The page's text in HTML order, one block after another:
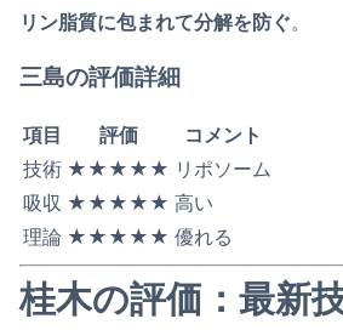
リン脂質に包まれて分解を防ぐ。
三島の評価詳細
項目 評価
コメント
技術 ★★★★★ リポソーム
吸収 ★★★★★ 高い
理論 ★★★★★ 優れる
桂木の評価：最新